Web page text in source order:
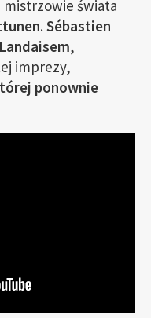
świata
. Sébastien
,
imprezy,
ponownie